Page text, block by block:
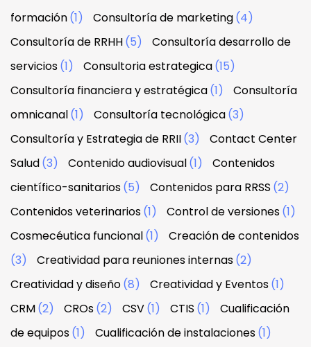
formación(1) Consultoría de marketing(4)
Consultoría de RRHH(5)
Consultoría desarrollo de
servicios(1) Consultoria estrategica(15)
Consultoría financiera y estratégica(1)
Consultoría
omnicanal(1) Consultoría tecnológica(3)
Consultoría y Estrategia de RRII(3)
Contact Center
Salud(3) Contenido audiovisual(1)
Contenidos
científico-sanitarios(5) Contenidos para RRSS (2)
Contenidos veterinarios(1) Control de versiones(1)
Cosmecéutica funcional(1)
Creación de contenidos
(3)
Creatividad para reuniones internas(2)
Creatividad y diseño(8) Creatividad y Eventos(1)
CRM(2) CROs(2) CSV(1) CTIS (1)
Cualificación
de equipos(1) Cualificación de instalaciones(1)